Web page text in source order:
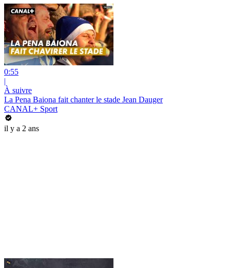
0:55
|
À suivre
La Pena Baiona fait chanter le stade Jean Dauger
CANAL+ Sport
il y a 2 ans